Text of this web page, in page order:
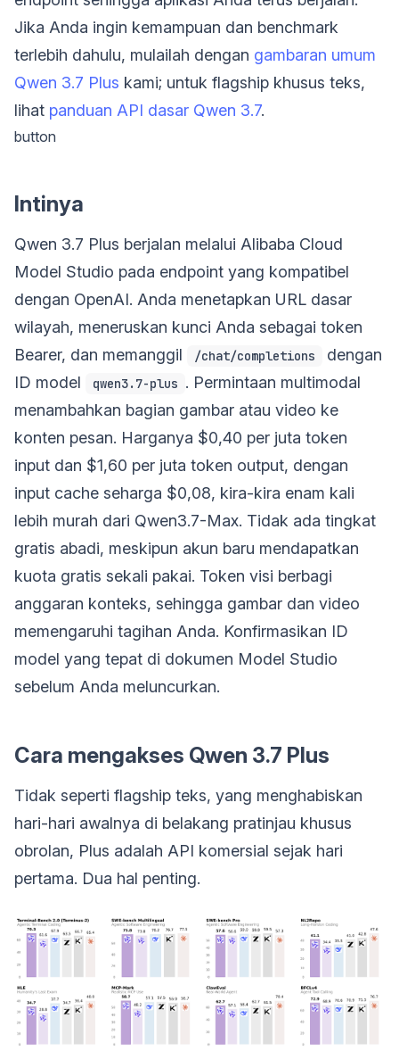
Jika Anda ingin kemampuan dan benchmark
terlebih dahulu, mulailah dengan gambaran umum
Qwen 3.7 Plus kami; untuk flagship khusus teks,
lihat panduan API dasar Qwen 3.7.
button
Intinya
Qwen 3.7 Plus berjalan melalui Alibaba Cloud
Model Studio pada endpoint yang kompatibel
dengan OpenAI. Anda menetapkan URL dasar
wilayah, meneruskan kunci Anda sebagai token
Bearer, dan memanggil
/chat/completions
dengan
ID model
qwen3.7-plus . Permintaan multimodal
menambahkan bagian gambar atau video ke
konten pesan. Harganya $0,40 per juta token
input dan $1,60 per juta token output, dengan
input cache seharga $0,08, kira-kira enam kali
lebih murah dari Qwen3.7-Max. Tidak ada tingkat
gratis abadi, meskipun akun baru mendapatkan
kuota gratis sekali pakai. Token visi berbagi
anggaran konteks, sehingga gambar dan video
memengaruhi tagihan Anda. Konfirmasikan ID
model yang tepat di dokumen Model Studio
sebelum Anda meluncurkan.
Cara mengakses Qwen 3.7 Plus
Tidak seperti flagship teks, yang menghabiskan
hari-hari awalnya di belakang pratinjau khusus
obrolan, Plus adalah API komersial sejak hari
pertama. Dua hal penting.